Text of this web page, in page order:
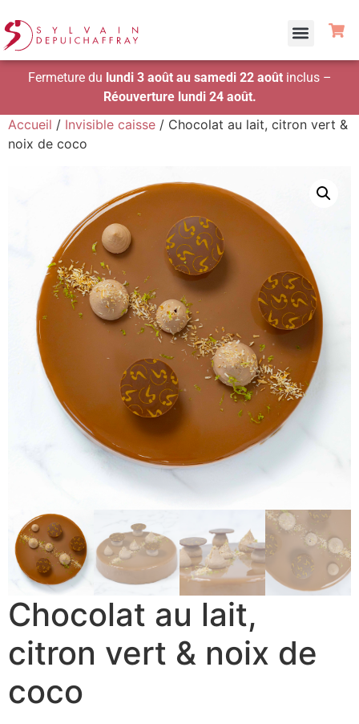
Fermeture du lundi 3 août au samedi 22 aoûtinclus –
Réouverture lundi 24 août.
Accueil / Invisible caisse / Chocolat au lait, citron vert &
noix de coco
Chocolat au lait,
citron vert & noix de
coco